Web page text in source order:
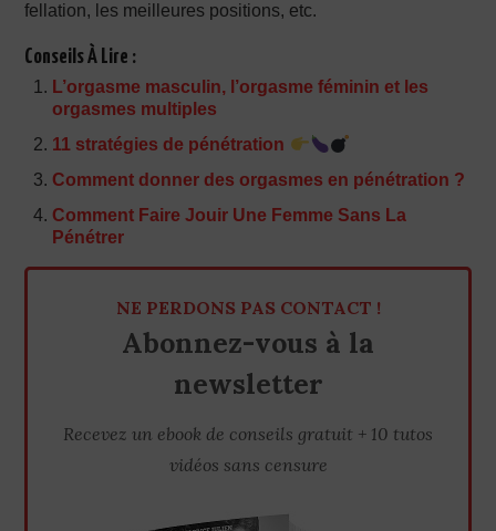
fellation, les meilleures positions, etc.
Conseils À Lire :
L’orgasme masculin, l’orgasme féminin et les
orgasmes multiples
11 stratégies de pénétration
Comment donner des orgasmes en pénétration ?
Comment Faire Jouir Une Femme Sans La
Pénétrer
NE PERDONS PAS CONTACT !
Abonnez-vous à la
newsletter
Recevez un ebook de conseils gratuit + 10 tutos
vidéos sans censure